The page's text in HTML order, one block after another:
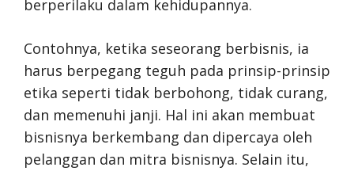
berperilaku dalam kehidupannya.
Contohnya, ketika seseorang berbisnis, ia
harus berpegang teguh pada prinsip-prinsip
etika seperti tidak berbohong, tidak curang,
dan memenuhi janji. Hal ini akan membuat
bisnisnya berkembang dan dipercaya oleh
pelanggan dan mitra bisnisnya. Selain itu,